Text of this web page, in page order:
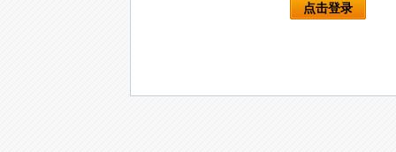
点击登录